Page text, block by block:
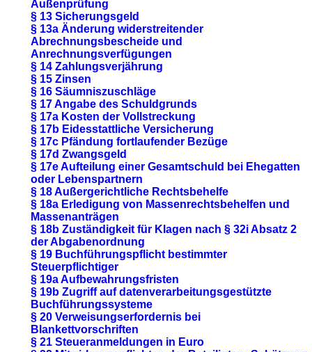
Außenprüfung
§ 13 Sicherungsgeld
§ 13a Änderung widerstreitender
Abrechnungsbescheide und
Anrechnungsverfügungen
§ 14 Zahlungsverjährung
§ 15 Zinsen
§ 16 Säumniszuschläge
§ 17 Angabe des Schuldgrunds
§ 17a Kosten der Vollstreckung
§ 17b Eidesstattliche Versicherung
§ 17c Pfändung fortlaufender Bezüge
§ 17d Zwangsgeld
§ 17e Aufteilung einer Gesamtschuld bei Ehegatten
oder Lebenspartnern
§ 18 Außergerichtliche Rechtsbehelfe
§ 18a Erledigung von Massenrechtsbehelfen und
Massenanträgen
§ 18b Zuständigkeit für Klagen nach § 32i Absatz 2
der Abgabenordnung
§ 19 Buchführungspflicht bestimmter
Steuerpflichtiger
§ 19a Aufbewahrungsfristen
§ 19b Zugriff auf datenverarbeitungsgestützte
Buchführungssysteme
§ 20 Verweisungserfordernis bei
Blankettvorschriften
§ 21 Steueranmeldungen in Euro